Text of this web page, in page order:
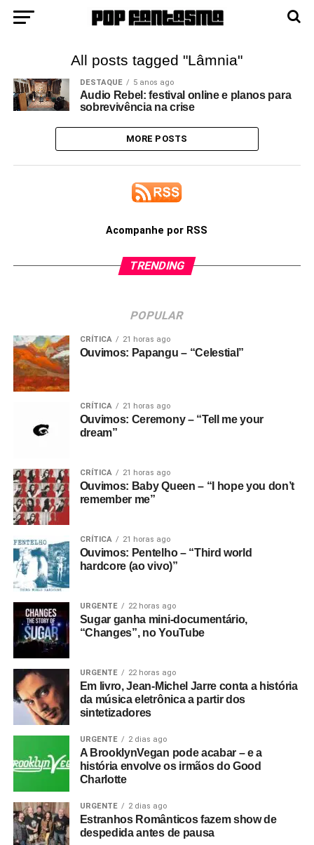
All posts tagged "Lâmnia"
DESTAQUE 5 anos ago
Audio Rebel: festival online e planos para
sobrevivência na crise
MORE POSTS
Acompanhe por RSS
TRENDING
POPULAR
CRÍTICA 21 horas ago
Ouvimos: Papangu – “Celestial”
CRÍTICA 21 horas ago
Ouvimos: Ceremony – “Tell me your
dream”
CRÍTICA 21 horas ago
Ouvimos: Baby Queen – “I hope you don’t
remember me”
CRÍTICA 21 horas ago
Ouvimos: Pentelho – “Third world
hardcore (ao vivo)”
URGENTE 22 horas ago
Sugar ganha mini-documentário,
“Changes”, no YouTube
URGENTE 22 horas ago
Em livro, Jean-Michel Jarre conta a história
da música eletrônica a partir dos
sintetizadores
URGENTE 2 dias ago
A BrooklynVegan pode acabar – e a
história envolve os irmãos do Good
Charlotte
URGENTE 2 dias ago
Estranhos Românticos fazem show de
despedida antes de pausa